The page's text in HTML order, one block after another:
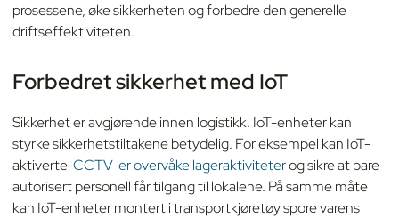
prosessene, øke sikkerheten og forbedre den generelle
driftseffektiviteten.
Forbedret sikkerhet med IoT
Sikkerhet er avgjørende innen logistikk. IoT-enheter kan
styrke sikkerhetstiltakene betydelig. For eksempel kan IoT-
aktiverte CCTV-er overvåke lageraktiviteterog sikre at bare
autorisert personell får tilgang til lokalene. På samme måte
kan IoT-enheter montert i transportkjøretøy spore varens